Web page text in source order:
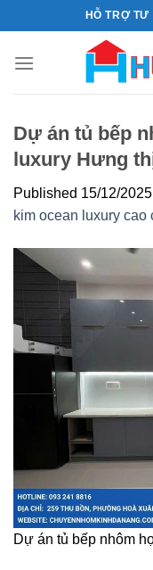
to
content
HỖ TRỢ
Dự án tủ bếp
luxury Hưng
Published 15/12/2025
kim ocean luxury
Dự án tủ bếp nhôm